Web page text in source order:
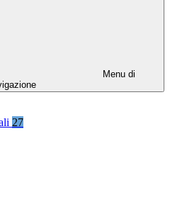
Menu di
27